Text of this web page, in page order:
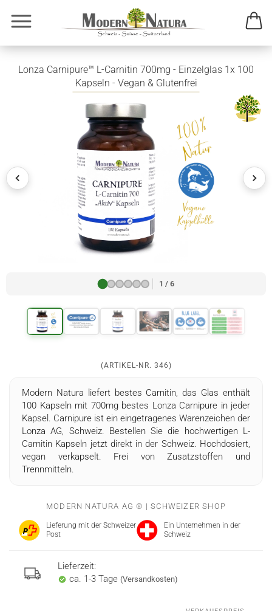
Lonza Carnipure™ L-Carnitin 700mg - Einzelglas 1x 100
Kapseln - Vegan & Glutenfrei
1 / 6
(ARTIKEL-NR. 346)
Modern Natura liefert bestes Carnitin, das Glas enthält
100 Kapseln mit 700mg bestes Lonza Carnipure in jeder
Kapsel. Carnipure ist ein eingetragenes Warenzeichen der
Lonza AG, Schweiz​. Bestellen Sie die hochwertigen L-
Carnitin Kapseln jetzt direkt in der Schweiz. Hochdosiert,
vegan verkapselt. Frei von Zusatzstoffen und
Trennmitteln.
MODERN NATURA AG ® | SCHWEIZER SHOP
Lieferung mit der Schweizer
Post
Ein Unternehmen in der
Schweiz
Lieferzeit:
ca. 1-3 Tage (Versandkosten)